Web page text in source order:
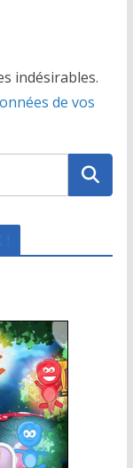
indésirables.
de vos